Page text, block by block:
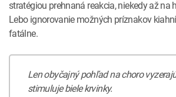
stratégiou prehnaná reakcia, niekedy až na
Lebo ignorovanie možných príznakov
fatálne.
Len obyčajný pohľad na choro
stimuluje biele krvinky.